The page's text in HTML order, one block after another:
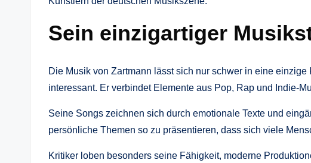
Sein einzigartiger
Die Musik von Zartmann lässt sich nur schwer in eine
interessant. Er verbindet Elemente aus Pop, Rap und Indie-
Seine Songs zeichnen sich durch emotionale Texte und
persönliche Themen so zu präsentieren, dass sich viele
Kritiker loben besonders seine Fähigkeit, moderne